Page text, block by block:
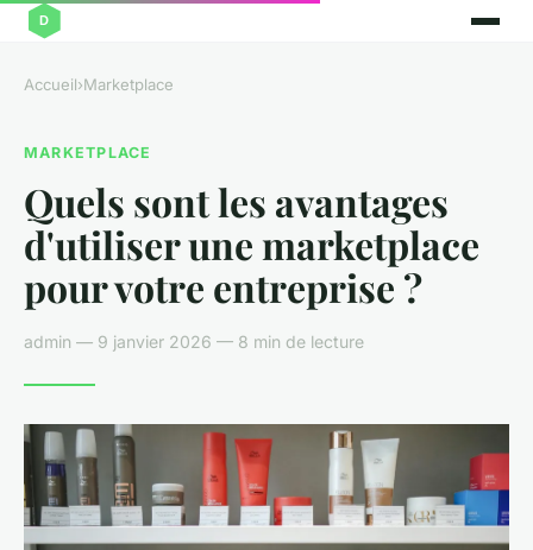
Accueil›Marketplace
MARKETPLACE
Quels sont les avantages
d'utiliser une marketplace
pour votre entreprise ?
admin — 9 janvier 2026 — 8 min de lecture